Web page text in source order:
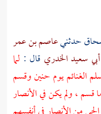
حدثنيعاصم بن عمر
أبي سعيد الخدري قال : لما
الغنائم يوم حنين وقسم
قسم ، ولم يكن فيالأنصار